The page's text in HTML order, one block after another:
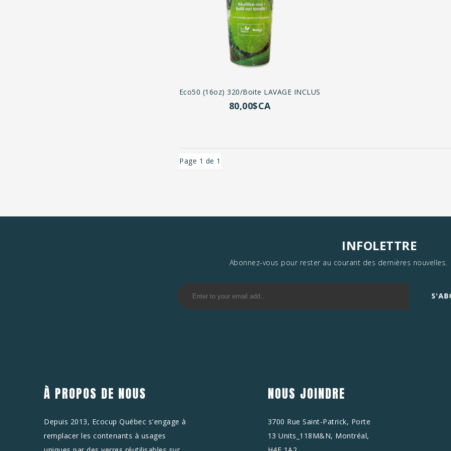
Eco50 (16oz) 320/boite LAVAGE INCLUS
80,00$CA
Page 1 de 1
INFOLETTRE
Abonnez-vous pour rester au courant des dernières nouvelles.
À PROPOS DE NOUS
Depuis 2013, Ecocup Québec s'engage à
remplacer les contenants à usages
NOUS JOINDRE
3700 Rue Saint-Patrick, Porte
13 Units_118M&N, Montréal,